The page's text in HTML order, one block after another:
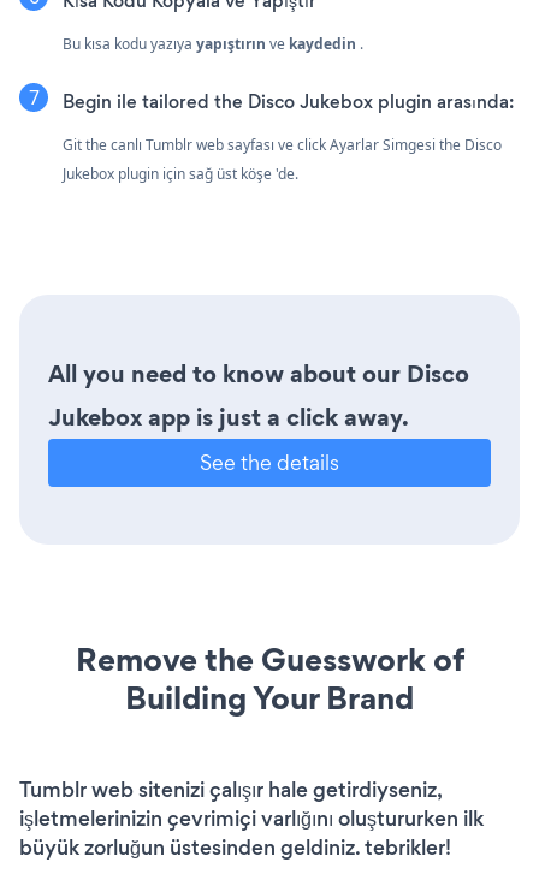
Bu kısa kodu yazıya yapıştırın ve kaydedin .
Begin ile tailored the Disco Jukebox plugin arasında:
Git the canlı Tumblr web sayfası ve click Ayarlar Simgesi the Disco
Jukebox plugin için sağ üst köşe 'de.
All you need to know about our Disco
Jukebox app is just a click away.
See the details
Remove the Guesswork of
Building Your Brand
Tumblr web sitenizi çalışır hale getirdiyseniz,
işletmelerinizin çevrimiçi varlığını oluştururken ilk
büyük zorluğun üstesinden geldiniz. tebrikler!